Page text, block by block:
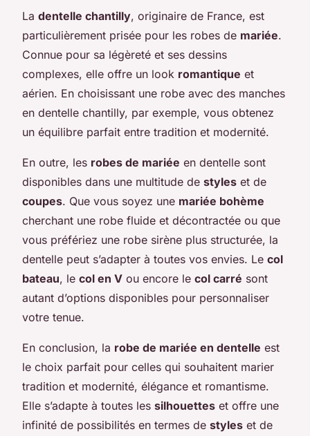
La dentelle chantilly, originaire de France, est
particulièrement prisée pour les robes de mariée.
Connue pour sa légèreté et ses dessins
complexes, elle offre un look romantique et
aérien. En choisissant une robe avec des manches
en dentelle chantilly, par exemple, vous obtenez
un équilibre parfait entre tradition et modernité.
En outre, les robes de mariée en dentelle sont
disponibles dans une multitude de styles et de
coupes. Que vous soyez une mariée bohème
cherchant une robe fluide et décontractée ou que
vous préfériez une robe sirène plus structurée, la
dentelle peut s’adapter à toutes vos envies. Le col
bateau, le col en V ou encore le col carré sont
autant d’options disponibles pour personnaliser
votre tenue.
En conclusion, la robe de mariée en dentelle est
le choix parfait pour celles qui souhaitent marier
tradition et modernité, élégance et romantisme.
Elle s’adapte à toutes les silhouettes et offre une
infinité de possibilités en termes de styles et de